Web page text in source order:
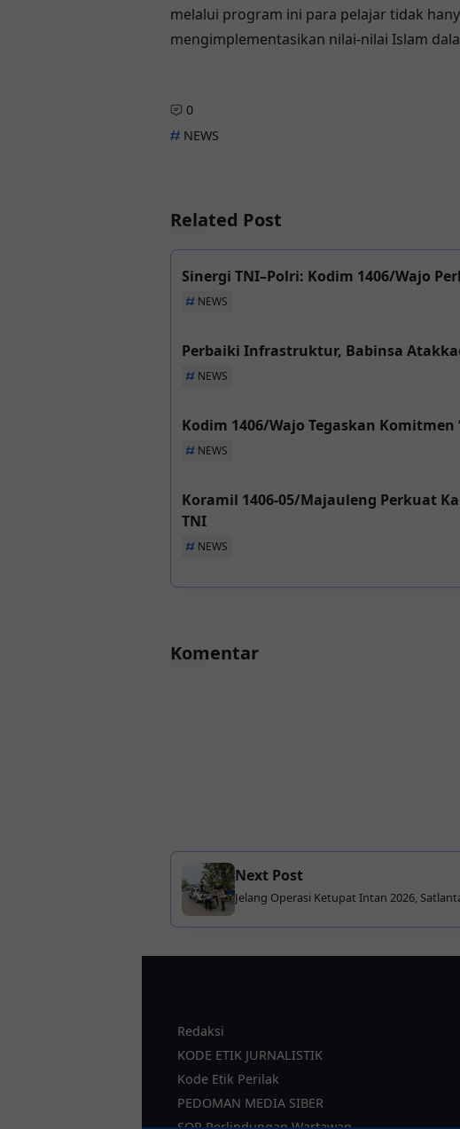
melalui program ini para pelajar tidak
mengimplementasikan nilai-nilai Islam
0
NEWS
Related Post
Sinergi TNI–Polri: Kodim 1406/Wajo
NEWS
Perbaiki Infrastruktur, Babinsa
NEWS
Kodim 1406/Wajo Tegaskan Komitmen
NEWS
Koramil 1406-05/Majauleng Perkuat
TNI
NEWS
Komentar
Next Post
Jelang Operasi Ketupat Intan 2026,
Redaksi
KODE ETIK JURNALISTIK
Kode Etik Perilak
PEDOMAN MEDIA SIBER